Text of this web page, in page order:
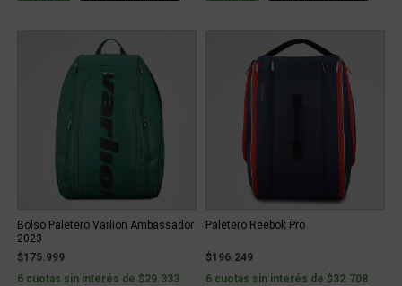
Bolso Paletero Varlion Ambassador
2023
$175.999
6 cuotas sin interés de $29.333
Paletero Reebok Pro
$196.249
6 cuotas sin interés de $32.708